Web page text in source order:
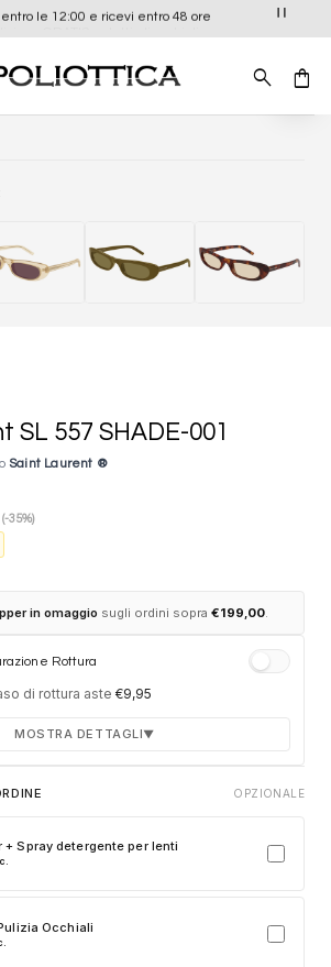
le 12:00 e ricevi entro 48 ore
SL 557 SHADE-001
Saint Laurent ®
(-35%)
in omaggio sugli ordini sopra€199,00
Rottura
di rottura aste €9,95
MOSTRA DETTAGLI▼
dalla consegna dell'ordine
e certificati del produttore
l'assicurazione. Se non clicchi, non
ordine.
OPZIONALE
+ Spray detergente per lenti
Occhiali